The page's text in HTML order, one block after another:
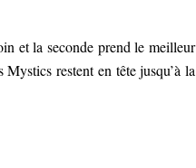
et la seconde prend le meilleur
restent en tête jusqu’à la